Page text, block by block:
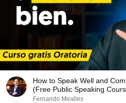
How to Speak Well and
(Free Public Speaking
Fernando Miralles